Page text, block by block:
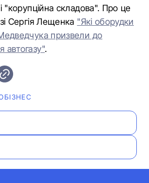
"корупційна складова". Про це
Сергія Лещенка "Які оборудки
призвели до
автогазу".